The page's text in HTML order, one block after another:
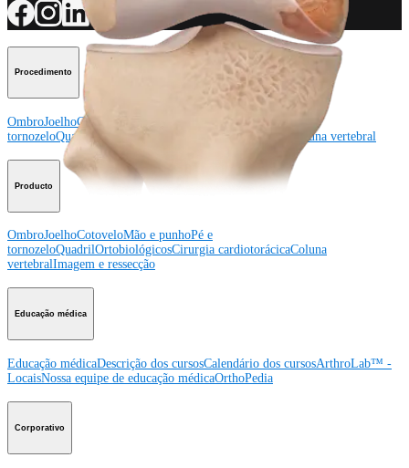
Procedimento
OmbroJoelhoCotovelo
tornozeloQuadril Ortobiológicos Coluna vertebral
Producto
OmbroJoelhoCotoveloMão e punhoPé e
tornozeloQuadrilOrtobiológicosCirurgia cardiotorácicaColuna
vertebralImagem e ressecção
Educação médica
Educação médicaDescrição dos cursosCalendário dos cursosArthroLab™ -
LocaisNossa equipe de educação médicaOrthoPedia
Corporativo